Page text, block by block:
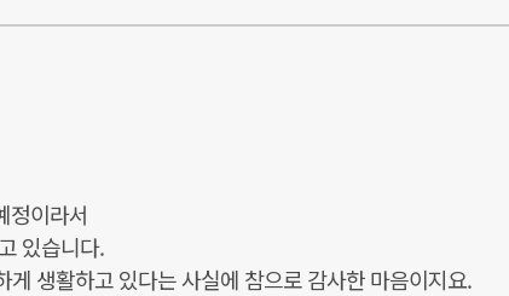
정이라서
있습니다.
생활하고 있다는 사실에 참으로 감사한 마음이지요.